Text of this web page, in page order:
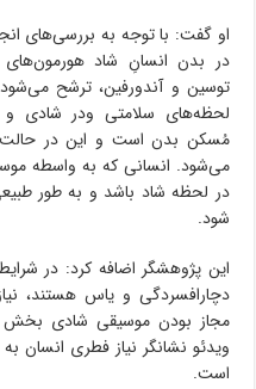
او گفت: با توجه به بررسی‌های
در بدن انسانِ شاد هورمون‌های
توسین و آندورفین، ترشح
لحظه‌های سلامتی ودر شادی و
مُسکن بدن است و این در
می‌شود. انسانی که به واسطه
در لحظه شاد باشد و به طور
شود.
این پژوهشگر اضافه کرد: در
دچارافسردگی و یاس هستند،
مجاز بودن موسیقی شادی بخش
ویدئو نشانگر نیاز فطری
است.